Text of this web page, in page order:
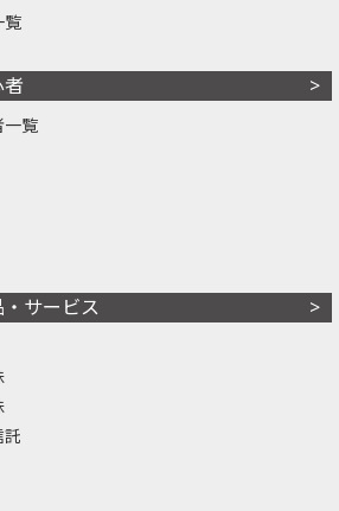
覧
一覧
サービス
託